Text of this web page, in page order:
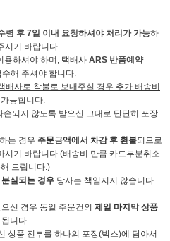
령 후 7일 이내 요청하셔야 처리가 가능하
시기 바랍니다.
용하셔야 하며, 택배사 ARS 반품예약
해 주셔야 합니다.
배사로 착불로 보내주실 경우 추가 배송비
능합니다.
되지 않도록 받으신 그대로 단단히 포장
는 경우 주문금액에서 차감 후 환불되므로
시기 바랍니다.(배송비 만큼 카드부분취소
드립니다.)
실되는 경우 당사는 책임지지 않습니다.
신 경우 동일 주문건의 제일 마지막 상품
니다.
품 전부를 하나의 포장(박스)에 담아서